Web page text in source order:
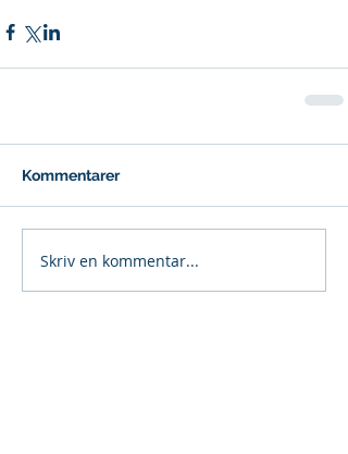
Kommentarer
Skriv en kommentar...